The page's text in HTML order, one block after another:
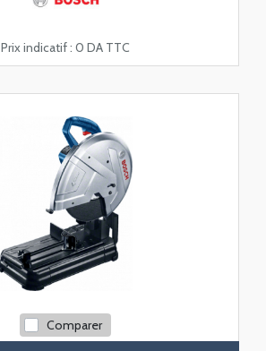
Prix indicatif : 0 DA TTC
Comparer